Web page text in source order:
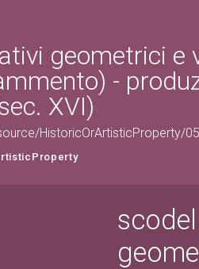
geometrici e
-
XVI)
HistoricOrArtisticProperty/